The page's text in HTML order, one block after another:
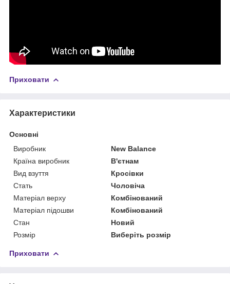
Приховати
Характеристики
Основні
Виробник
New Balance
Країна виробник
В'єтнам
Вид взуття
Кросівки
Стать
Чоловіча
Матеріал верху
Комбінований
Матеріал підошви
Комбінований
Стан
Новий
Розмір
Виберіть розмір
Приховати